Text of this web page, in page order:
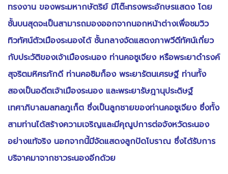
ทรงงาน ของพระมหากษัตริย์ มีโต๊ะทรงพระอักษรแสดง โดย
ชั้นบนสุดจะเป็นสามารถมองออกจากนอกหน้าต่างเพื่อชมวิว
ทิวทัศน์ตัวเมืองระนองได้ ชั้นกลางจัดแสดงภาพวีดีทัศน์เกี่ยว
กับประวัติของเจ้าเมืองระนอง ท่านคอซูเจียง หรือพระยาดำรงค์
สุจริตมหิศรภักดี ท่านคอซิมก็อง พระยารัตนเศรษฐี ท่านทั้ง
สองเป็นอดีตเจ้าเมืองระนอง และพระยารัษฎานุประดิษฐ์
เทศาภิบาลมลฑลภูเก็ต ซึ่งเป็นลูกชายของท่านคอซูเจียง ซึ่งทั้ง
สามท่านได้สร้างความเจริญและมีคุณูปการต่อจังหวัดระนอง
อย่างแท้จริง นอกจากนี้มีจัดแสดงลูกปัดโบราณ ซึ่งได้รับการ
บริจาคมาจากชาวระนองอีกด้วย